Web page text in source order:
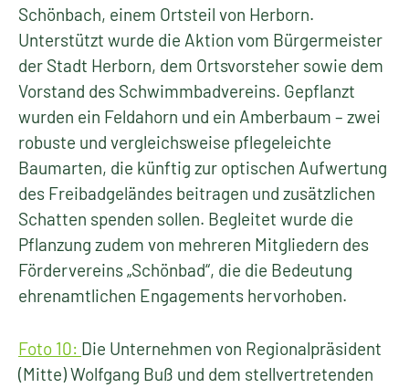
Schönbach, einem Ortsteil von Herborn.
Unterstützt wurde die Aktion vom Bürgermeister
der Stadt Herborn, dem Ortsvorsteher sowie dem
Vorstand des Schwimmbadvereins. Gepflanzt
wurden ein Feldahorn und ein Amberbaum – zwei
robuste und vergleichsweise pflegeleichte
Baumarten, die künftig zur optischen Aufwertung
des Freibadgeländes beitragen und zusätzlichen
Schatten spenden sollen. Begleitet wurde die
Pflanzung zudem von mehreren Mitgliedern des
Fördervereins „Schönbad“, die die Bedeutung
ehrenamtlichen Engagements hervorhoben.
Foto 10: Die Unternehmen von Regionalpräsident
(Mitte) Wolfgang Buß und dem stellvertretenden